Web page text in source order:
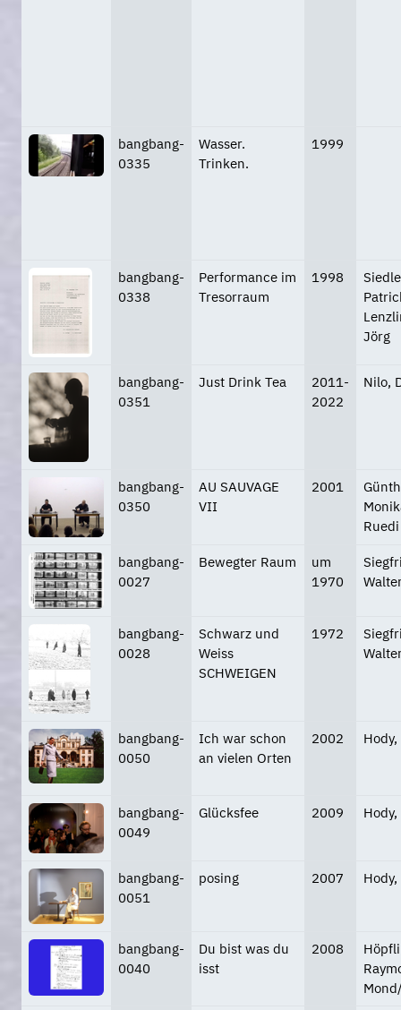
bangbang-
0335
Wasser.
Trinken.
1999
bangbang-
0338
Performance im
Tresorraum
1998
Jörg
bangbang-
0351
Just Drink Tea
2011-
2022
Nilo,
bangbang-
0350
AU SAUVAGE
VII
2001
Ruedi
bangbang-
0027
Bewegter Raum
um
1970
bangbang-
0028
Schwarz und
Weiss
SCHWEIGEN
1972
bangbang-
0050
Ich war schon
an vielen Orten
2002
bangbang-
0049
Glücksfee 2009
bangbang-
0051
posing 2007
bangbang-
0040
Du bist was du
isst
2008